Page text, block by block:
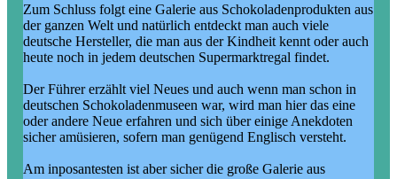
Zum Schluss folgt eine Galerie aus Schokoladenprodukten aus
der ganzen Welt und natürlich entdeckt man auch viele
deutsche Hersteller, die man aus der Kindheit kennt oder auch
heute noch in jedem deutschen Supermarktregal findet.
Der Führer erzählt viel Neues und auch wenn man schon in
deutschen Schokoladenmuseen war, wird man hier das eine
oder andere Neue erfahren und sich über einige Anekdoten
sicher amüsieren, sofern man genügend Englisch versteht.
Am inposantesten ist aber sicher die große Galerie aus